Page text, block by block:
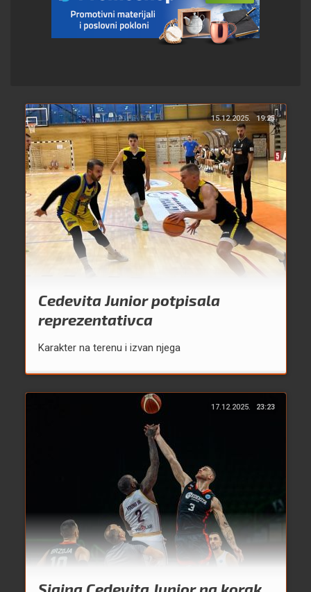
15.12.2025. 19:25
Cedevita Junior potpisala
reprezentativca
Karakter na terenu i izvan njega
17.12.2025. 23:23